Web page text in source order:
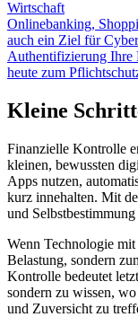
Wirtschaft
Onlinebanking,
auch ein Ziel für
Authentifizierung Ihre
heute zum
Kleine
Finanzielle Kontrolle
kleinen, bewussten
Apps nutzen,
kurz innehalten. Mit
und
Wenn Technologie
Belastung, sondern
Kontrolle bedeutet
sondern zu wissen,
und Zuversicht zu